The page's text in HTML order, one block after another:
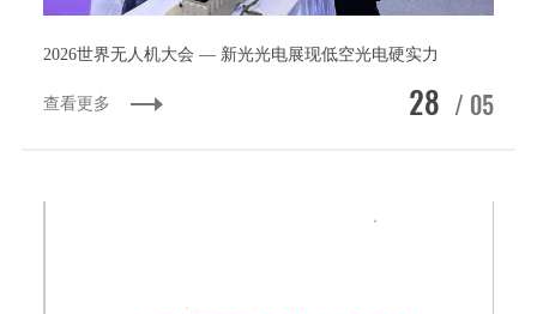
2026世界无人机大会 — 新光光电展现低空光电硬实力
查看更多 28 / 05